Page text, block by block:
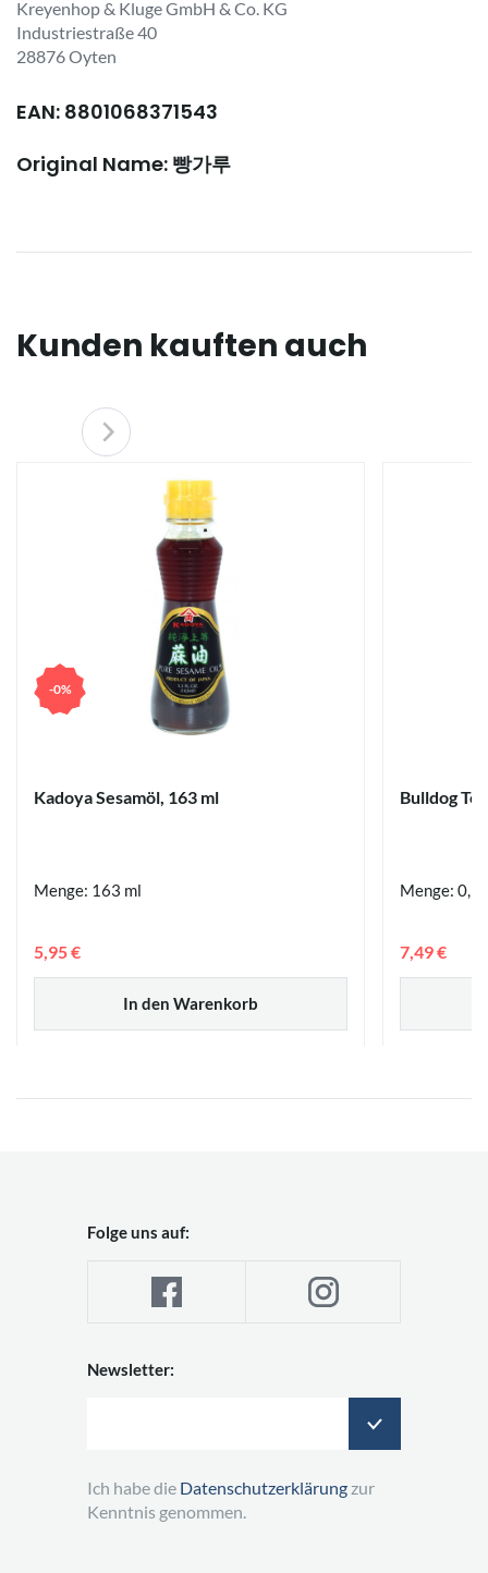
Kreyenhop & Kluge GmbH & Co. KG
Industriestraße 40
28876 Oyten
EAN: 8801068371543
Original Name: 빵가루
Kunden kauften auch
-0%
Kadoya Sesamöl, 163 ml
Menge: 163 ml
In den Warenkorb
5,95 €
Bulldog
Menge: 0,3
7,49 €
Folge uns auf:
Newsletter:
Ich habe die Datenschutzerklärung zur
Kenntnis genommen.